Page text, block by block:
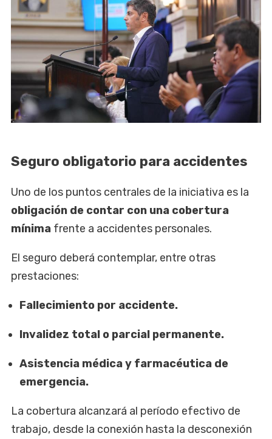
Seguro obligatorio para accidentes
Uno de los puntos centrales de la iniciativa es la
obligación de contar con una cobertura
mínima frente a accidentes personales.
El seguro deberá contemplar, entre otras
prestaciones:
Fallecimiento por accidente.
Invalidez total o parcial permanente.
Asistencia médica y farmacéutica de
emergencia.
La cobertura alcanzará al período efectivo de
trabajo, desde la conexión hasta la desconexión